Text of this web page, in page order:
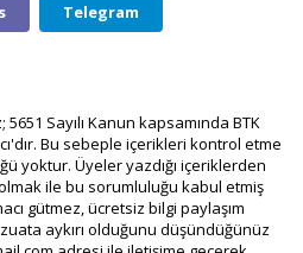
Telegram
Sayılı Kanun kapsamında BTK
Bu sebeple içerikleri kontrol etme
yoktur. Üyeler yazdığı içeriklerden
ile bu sorumluluğu kabul etmiş
gütmez, ücretsiz bilgi paylaşım
aykırı olduğunu düşündüğünüz